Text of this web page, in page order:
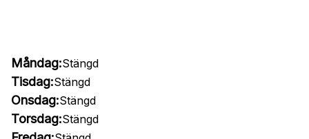
Måndag:Stängd
Tisdag:Stängd
Onsdag:Stängd
Torsdag:Stängd